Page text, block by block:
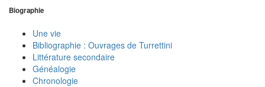
Biographie
Une vie
Bibliographie : Ouvrages de Turrettini
Littérature secondaire
Généalogie
Chronologie